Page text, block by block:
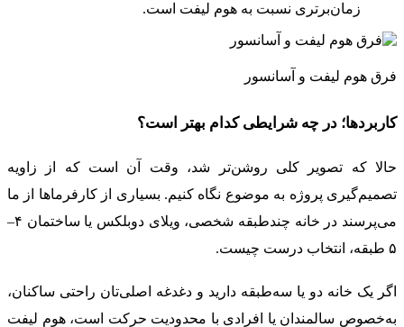
زمان‌برتری نسبت به هوم لیفت است.
فرق هوم لیفت و آسانسور
کاربردها؛ در چه شرایطی کدام بهتر است؟
حالا که تصویر کلی روشن‌تر شد، وقت آن است که از زاویه
تصمیم‌گیری پروژه به موضوع نگاه کنیم. بسیاری از کارفرماها از ما
می‌پرسند در خانه چندطبقه شخصی، ویلای دوبلکس یا ساختمان ۴–
۵ طبقه، انتخاب درست چیست.
اگر یک خانه دو یا سه‌طبقه دارید و دغدغه اصلی‌تان راحتی ساکنان،
به‌خصوص سالمندان یا افرادی با محدودیت حرکت است، هوم لیفت